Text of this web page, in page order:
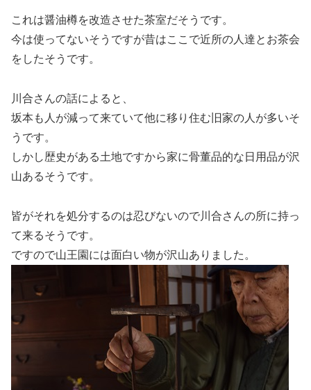
これは醤油樽を改造させた茶室だそうです。
今は使ってないそうですが昔はここで近所の人達とお茶会
をしたそうです。
川合さんの話によると、
坂本も人が減って来ていて他に移り住む旧家の人が多いそ
うです。
しかし歴史がある土地ですから家に骨董品的な日用品が沢
山あるそうです。
皆がそれを処分するのは忍びないので川合さんの所に持っ
て来るそうです。
ですので山王園には面白い物が沢山ありました。